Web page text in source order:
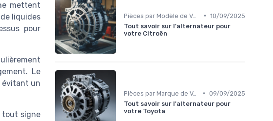
mettent
liquides
pour
Le
évitant un
tout signe
Pièces par Modèle de Voiture • 10/09/2025
Tout savoir sur l'alternateur pour
votre Citroën
Pièces par Marque de Voiture • 09/09/2025
Tout savoir sur l'alternateur pour
votre Toyota